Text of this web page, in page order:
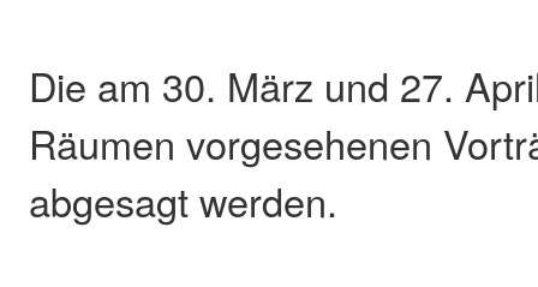
Die am 30. März und 27.
Räumen vorgesehenen
abgesagt werden.